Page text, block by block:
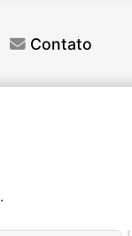
Contato
.